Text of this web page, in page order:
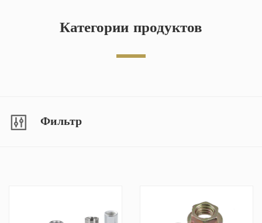
Категории продуктов
Фильтр